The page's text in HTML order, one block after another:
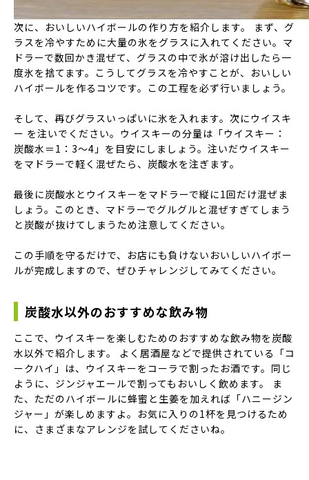
次に、おいしいハイボールの作り方を紹介します。 まず、グ
ラスを冷やすために大量の氷をグラスに入れてください。マ
ドラーで数回かき混ぜて、グラスの中で氷が溶け出したら一
度氷を捨てます。こうしてグラスを冷やすことが、おいしい
ハイボールを作るコツです。この工程を必ず行いましょう。
そして、再びグラスいっぱいに氷を入れます。次にウイスキ
ー を注いでください。ウイスキーの分量は「ウイスキー：
炭酸水＝1：3〜4」を目安にしましょう。注いだウイスキー
をマドラーで軽く混ぜたら、炭酸水を注ぎます。
最後に炭酸水とウイスキーをマドラーで縦に1回だけ混ぜま
しょう。このとき、マドラーでグルグルと混ぜすぎてしまう
と炭酸が抜けてしまうため注意してください。
この手順を守るだけで、お店にも負けないおいしいハイボー
ルが完成しますので、ぜひチャレンジしてみてください。
炭酸水以外のおすすめな飲み物
ここで、ウイスキーを楽しむためのおすすめな飲み物を炭酸
水以外で紹介します。 よく居酒屋などで提供されている「コ
ークハイ」は、ウイスキーをコーラで割ったお酒です。同じ
ように、ジンジャエールで割ってもおいしく飲めます。 ま
た、ただのハイボールに蜂蜜と生姜を加えれば「ハニージン
ジャー」が楽しめますよ。お気に入りの1杯を見つけるため
に、さまざまなアレンジを試してくださいね。